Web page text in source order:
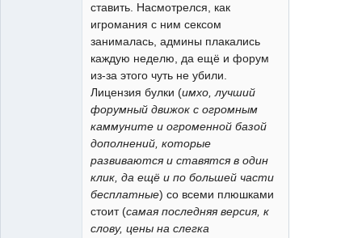
ставить. Насмотрелся, как
игромания с ним сексом
занималась, админы плакались
каждую неделю, да ещё и форум
из-за этого чуть не убили.
Лицензия булки (имхо, лучший
форумный движок с огромным
каммуните и огроменной базой
дополнений, которые
развиваются и ставятся в один
клик, да ещё и по большей части
бесплатные) со всеми плюшками
стоит (самая последняя версия, к
слову, цены на слегка